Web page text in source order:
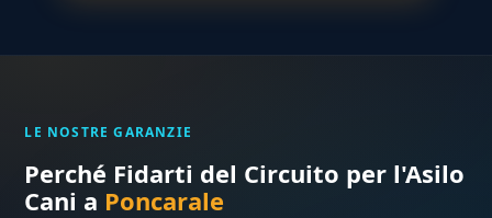
LE NOSTRE GARANZIE
Perché Fidarti del Circuito per l'Asilo
Cani a Poncarale